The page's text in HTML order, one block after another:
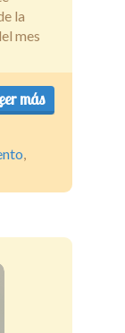
la
mes
más
,